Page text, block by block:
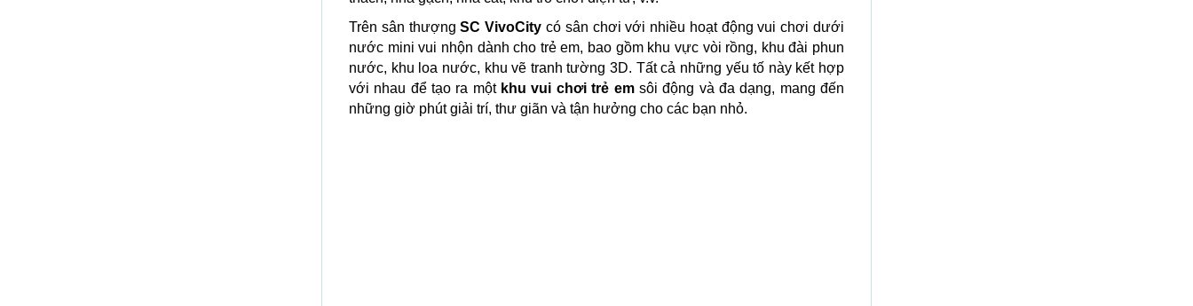
Trên sân thượngSC VivoCity có sân chơi với nhiều hoạt động vui chơi dưới
nước mini vui nhộn dành cho trẻ em, bao gồm khu vực vòi rồng, khu đài phun
nước, khu loa nước, khu vẽ tranh tường 3D. Tất cả những yếu tố này kết hợp
với nhau để tạo ra một khu vui chơi trẻ emsôi động và đa dạng, mang đến
những giờ phút giải trí, thư giãn và tận hưởng cho các bạn nhỏ.